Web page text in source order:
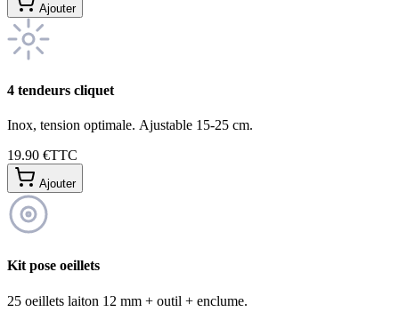
Ajouter
4 tendeurs cliquet
Inox, tension optimale. Ajustable 15-25 cm.
19.90 €TTC
Ajouter
Kit pose oeillets
25 oeillets laiton 12 mm + outil + enclume.